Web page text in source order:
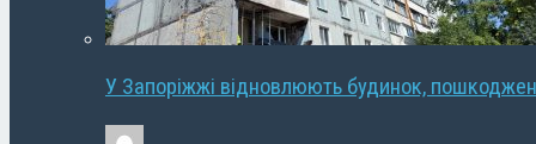
У Запоріжжі відновлюють будинок,